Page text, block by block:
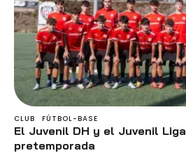
CLUB FÚTBOL-BASE
El Juvenil DH y el Juvenil
pretemporada